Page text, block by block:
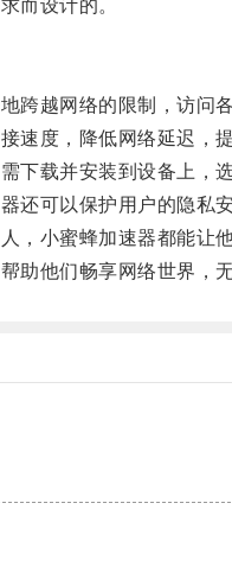
而设计的。
越网络的限制，访问各
度，降低网络延迟，提
载并安装到设备上，选
可以保护用户的隐私安
小蜜蜂加速器都能让他
他们畅享网络世界，无